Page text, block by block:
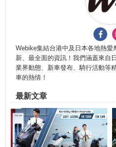
Webike集結台港中及日本各地熱
新、最全面的資訊！我們涵蓋來自
業界動態、新車發布、騎行活動等
車的熱情！
最新文章